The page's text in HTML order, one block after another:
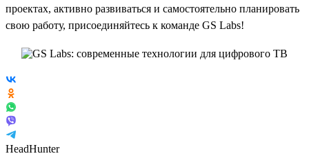
проектах, активно развиваться и самостоятельно планировать
свою работу, присоединяйтесь к команде GS Labs!
HeadHunter